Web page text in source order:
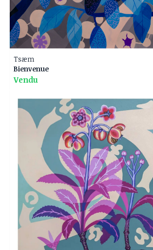
Tsæm
Bienvenue
Vendu